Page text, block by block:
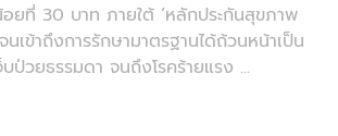
อยที่ 30 บาท ภายใต้ ‘หลักประกันสุขภาพ
นเข้าถึงการรักษามาตรฐานได้ถ้วนหน้าเป็น
ป่วยธรรมดา จนถึงโรคร้ายแรง ...